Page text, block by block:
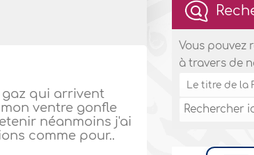
gaz qui arrivent
ventre gonfle
néanmoins j'ai
comme pour..
Vous pouvez
à travers de